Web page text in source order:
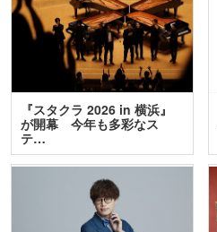
『スタクラ 2026 in 横浜』
が開幕 今年も多彩なス
テ…